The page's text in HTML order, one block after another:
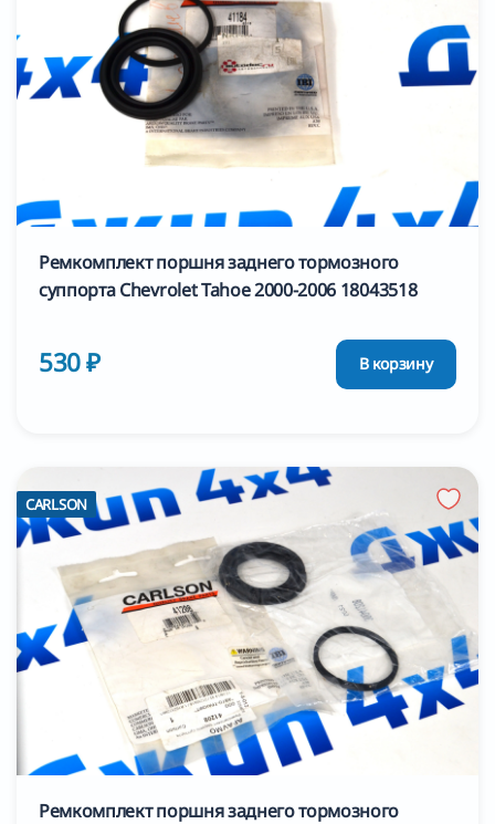
Ремкомплект поршня заднего тормозного
суппорта Chevrolet Tahoe 2000-2006 18043518
530 ₽ В корзину
CARLSON
Ремкомплект поршня заднего тормозного